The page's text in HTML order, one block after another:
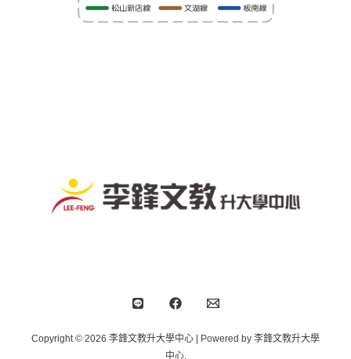
Copyright © 2026 李鋒文教升大學中心 | Powered by 李鋒文教升大學
中心.